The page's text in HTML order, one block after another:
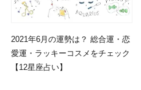
2021年6月の運勢は？ 総合運・恋
愛運・ラッキーコスメをチェック
【12星座占い】